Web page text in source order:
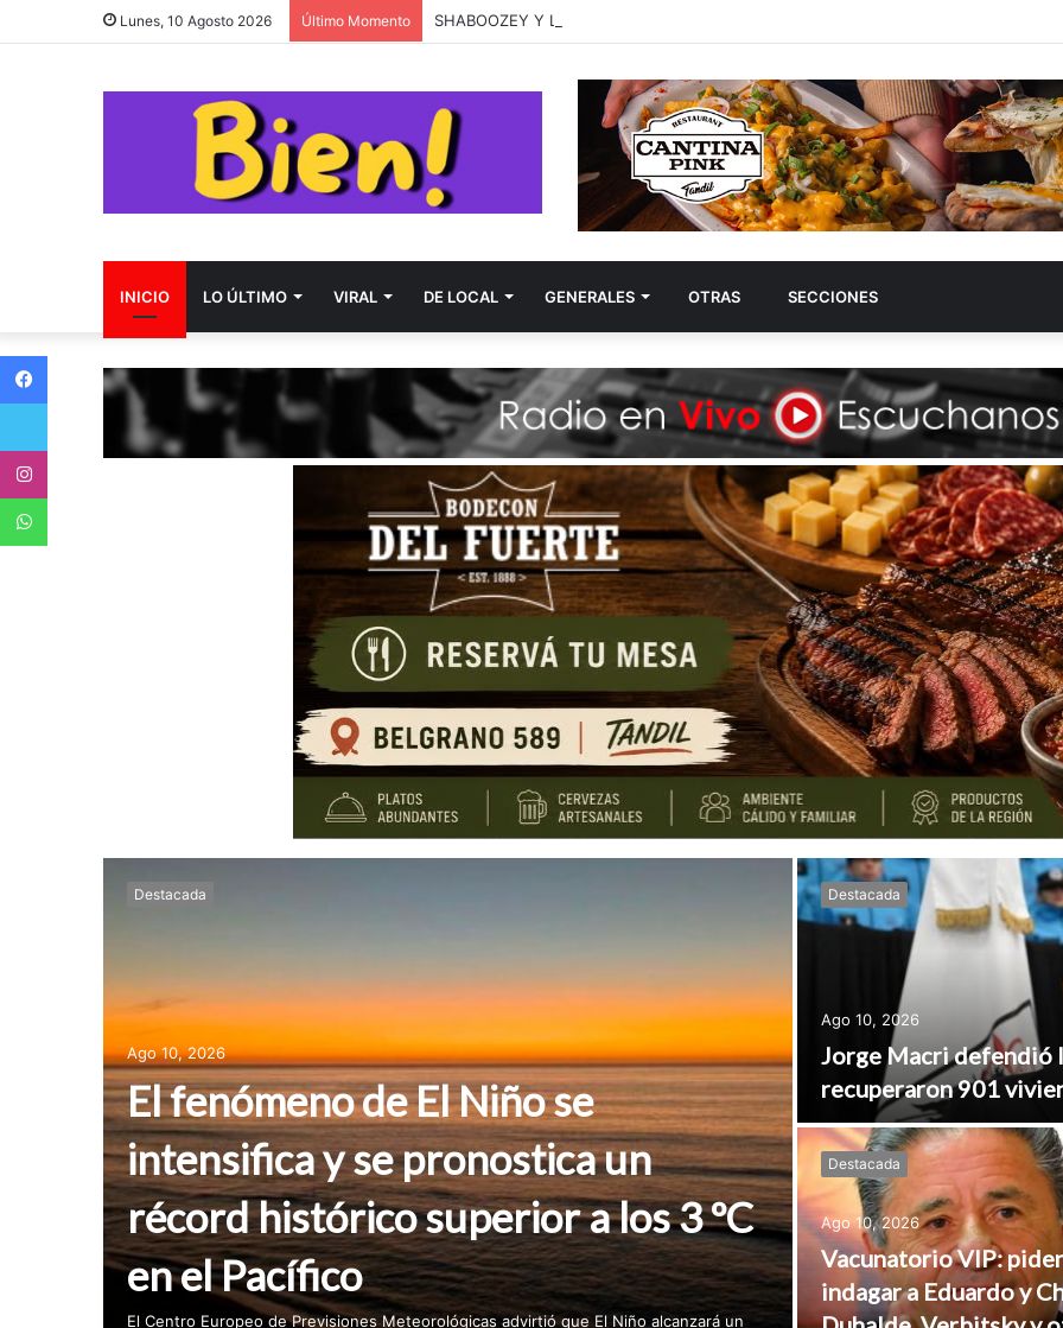
Lunes, 10 Agosto 2026 Último Momento SHABOOZEY Y LEON BRIDGES SE UNEN EN “BURN IT DOWN”, UNA HISTORIA DE
INICIO LO ÚLTIMO VIRAL DE LOCAL GENERALES OTRAS SECCIONES
Destacada
Ago 10, 2026
El fenómeno de El Niño se
intensifica y se pronostica un
récord histórico superior a los 3 ºC
en el Pacífico
El Centro Europeo de Previsiones Meteorológicas advirtió que El Niño alcanzará un
Destacada
Ago 10, 2026
Jorge Macri defendió
recuperaron 901
Destacada
Ago 10, 2026
Vacunatorio VIP:
indagar a Eduardo y